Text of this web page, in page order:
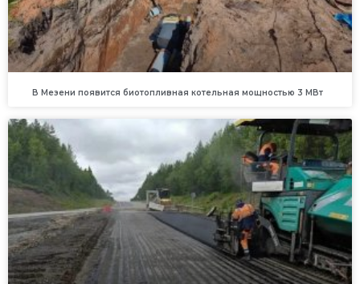
В Мезени появится биотопливная котельная мощностью 3 МВт